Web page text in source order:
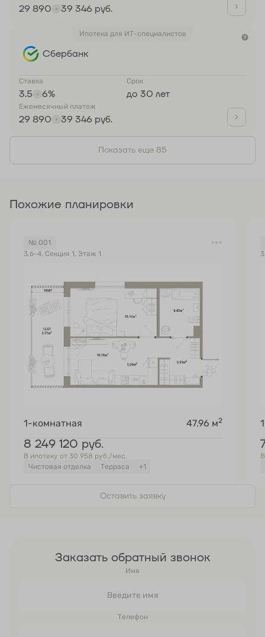
29 890 39 346 руб.
Ипотека для ИТ-специалистов
Сбербанк
Ставка
3.5 6%
Срок
до 30 лет
Ежемесячный платеж
29 890 39 346 руб.
Показать еще 85
Похожие планировки
№ 001
3.6-4, Секция 1, Этаж 1
1-комнатная 47.96 м2
8 249 120 руб.
В ипотеку от 30 958 руб./мес.
Чистовая отделка
Терраса +1
Оставить заявку
Заказать обратный звонок
Имя
Телефон